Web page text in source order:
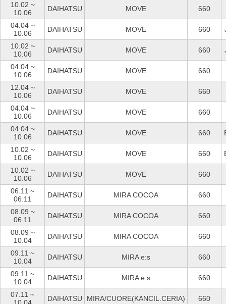
10.02 ~
10.06
DAIHATSU MOVE 660
04.04 ~
10.06
DAIHATSU MOVE 660
10.02 ~
10.06
DAIHATSU MOVE 660
04.04 ~
10.06
DAIHATSU MOVE 660
12.04 ~
10.06
DAIHATSU MOVE 660
04.04 ~
10.06
DAIHATSU MOVE 660
04.04 ~
10.06
DAIHATSU MOVE 660
10.02 ~
10.06
DAIHATSU MOVE 660
10.02 ~
10.06
DAIHATSU MOVE 660
06.11 ~
06.11
DAIHATSU MIRA COCOA 660
08.09 ~
06.11
DAIHATSU MIRA COCOA 660
08.09 ~
10.04
DAIHATSU MIRA COCOA 660
09.11 ~
10.04
DAIHATSU MIRA e:s 660
09.11 ~
10.04
DAIHATSU MIRA e:s 660
07.11 ~
DAIHATSU MIRA/CUORE(KANCIL.CERIA) 660